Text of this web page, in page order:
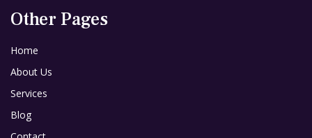
Other Pages
Home
About Us
Services
Blog